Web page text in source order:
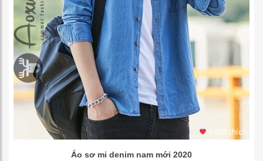
5.818 thích
Áo sơ mi denim nam mới 2020